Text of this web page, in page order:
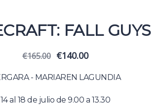
FALL GUYS
€165.00 El
original
€165.00.
€140.00El
actual
€140.00.
- MARIAREN LAGUNDIA
14 al 18 de julio de 9.00 a 13.30